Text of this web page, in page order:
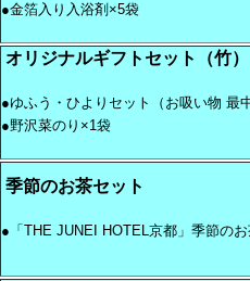
●金箔入り入浴剤×5袋
オリジナルギフトセット（竹）
●ゆふう・ひよりセット（お吸い物 最
●野沢菜のり×1袋
季節のお茶セット
●「THE JUNEI HOTEL京都」季節の